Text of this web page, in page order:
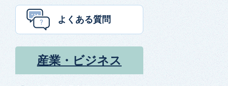
ー
よくある質問
産業・ビジネス